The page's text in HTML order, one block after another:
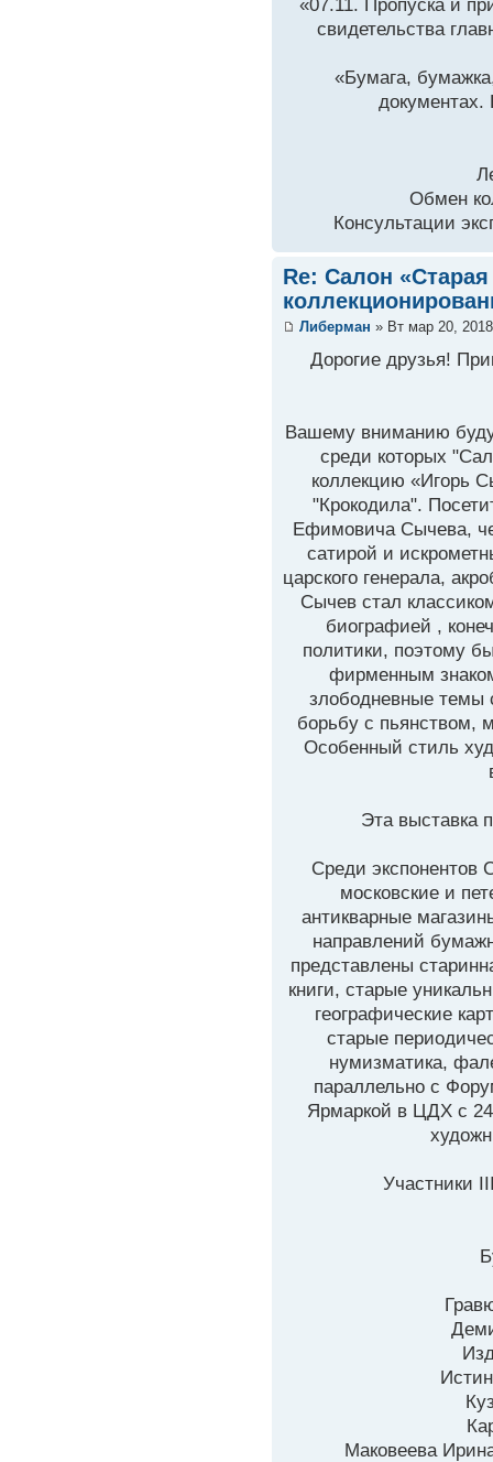
«07.11. Пропуска и
свидетельства
«Бумага,
документах.
Обмен
Консультации
Re: Салон
Либерман » Вт мар 20,
Дорогие друзья!
Вашему вниманию
среди которых
коллекцию «Игорь
"Крокодила".
Ефимовича Сычева,
сатирой и
царского генерала,
Сычев стал
биографией ,
политики, поэтому
фирменным
злободневные темы
борьбу с пьянством,
Особенный стиль
Эта выставка
Среди экспонентов
московские и
антикварные
направлений
представлены
книги, старые
географические
старые
нумизматика,
параллельно с
Ярмаркой в ЦДХ с
Участники
Маковеева